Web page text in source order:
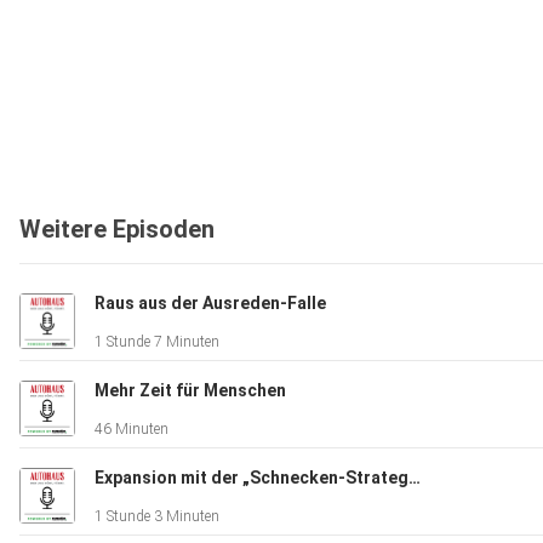
Weitere Episoden
Raus aus der Ausreden-Falle
1 Stunde 7 Minuten
Mehr Zeit für Menschen
46 Minuten
Expansion mit der „Schnecken-Strategie“
1 Stunde 3 Minuten